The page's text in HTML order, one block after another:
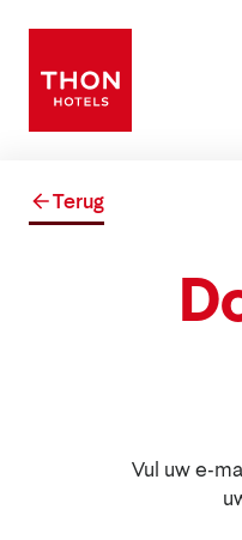
Terug
Vul uw e-